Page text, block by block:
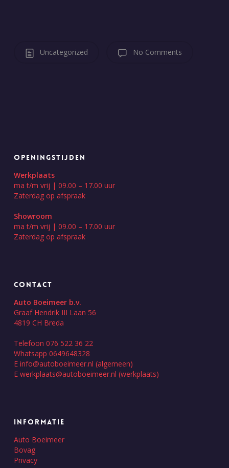
Uncategorized No Comments
OPENINGSTIJDEN
Werkplaats
ma t/m vrij | 09.00 – 17.00 uur
Zaterdag op afspraak
Showroom
ma t/m vrij | 09.00 – 17.00 uur
Zaterdag op afspraak
CONTACT
Auto Boeimeer b.v.
Graaf Hendrik III Laan 56
4819 CH Breda
Telefoon 076 522 36 22
Whatsapp 0649648328
E info@autoboeimeer.nl (algemeen)
E werkplaats@autoboeimeer.nl (werkplaats)
INFORMATIE
Auto Boeimeer
Bovag
Privacy